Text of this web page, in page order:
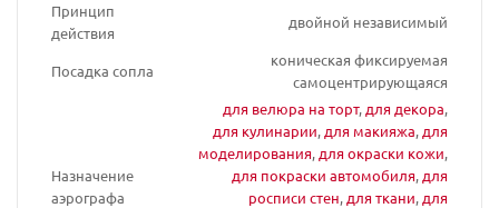
Принцип
действия
двойной независимый
Посадка сопла
коническая фиксируемая
самоцентрирующаяся
Назначение
аэрографа
для велюра на торт, для декора,
для кулинарии, для макияжа, для
моделирования, для окраски кожи,
для покраски автомобиля, для
росписи стен, для ткани, для